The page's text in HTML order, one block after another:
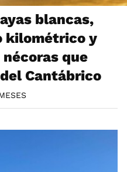
blancas,
kilométrico y
que
Cantábrico